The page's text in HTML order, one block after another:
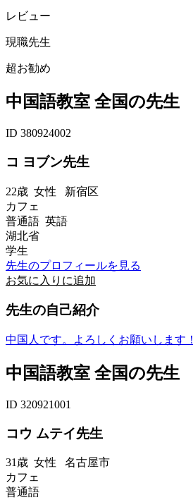
レビュー
現職先生
超お勧め
中国語教室 全国の先生
ID 380924002
コ ヨブン先生
22歳 女性 新宿区
カフェ
普通語 英語
湖北省
学生
先生のプロフィールを見る
お気に入りに追加
先生の自己紹介
中国人です。よろしくお願いします！
中国語教室 全国の先生
ID 320921001
コウ ムテイ先生
31歳 女性 名古屋市
カフェ
普通語